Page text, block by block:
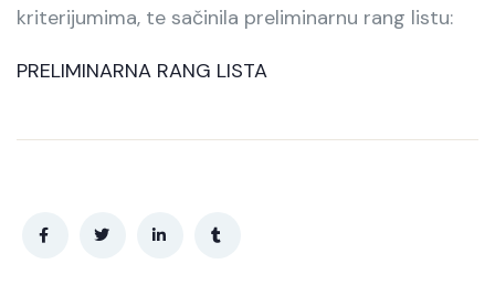
kriterijumima, te sačinila preliminarnu rang listu:
PRELIMINARNA RANG LISTA